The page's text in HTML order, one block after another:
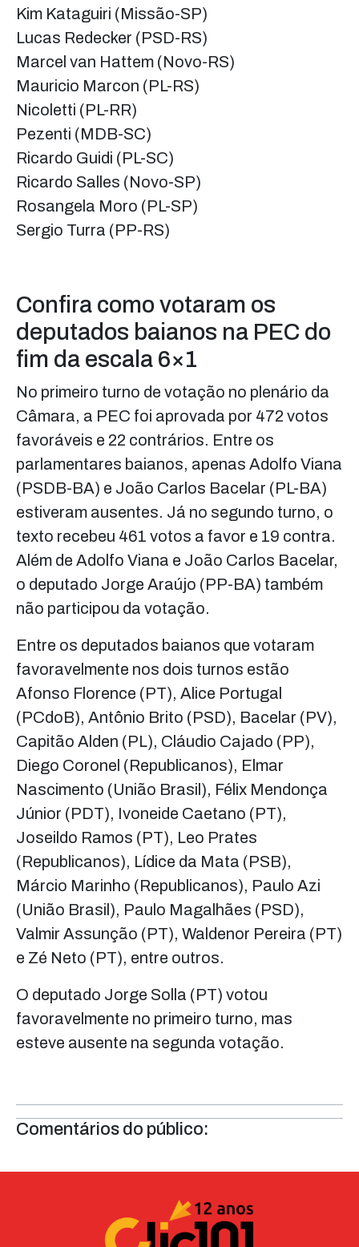
Kim Kataguiri (Missão-SP)
Lucas Redecker (PSD-RS)
Marcel van Hattem (Novo-RS)
Mauricio Marcon (PL-RS)
Nicoletti (PL-RR)
Pezenti (MDB-SC)
Ricardo Guidi (PL-SC)
Ricardo Salles (Novo-SP)
Rosangela Moro (PL-SP)
Sergio Turra (PP-RS)
Confira como votaram os
deputados baianos na PEC do
fim da escala 6×1
No primeiro turno de votação no plenário da
Câmara, a PEC foi aprovada por 472 votos
favoráveis e 22 contrários. Entre os
parlamentares baianos, apenas Adolfo Viana
(PSDB-BA) e João Carlos Bacelar (PL-BA)
estiveram ausentes. Já no segundo turno, o
texto recebeu 461 votos a favor e 19 contra.
Além de Adolfo Viana e João Carlos Bacelar,
o deputado Jorge Araújo (PP-BA) também
não participou da votação.
Entre os deputados baianos que votaram
favoravelmente nos dois turnos estão
Afonso Florence (PT), Alice Portugal
(PCdoB), Antônio Brito (PSD), Bacelar (PV),
Capitão Alden (PL), Cláudio Cajado (PP),
Diego Coronel (Republicanos), Elmar
Nascimento (União Brasil), Félix Mendonça
Júnior (PDT), Ivoneide Caetano (PT),
Joseildo Ramos (PT), Leo Prates
(Republicanos), Lídice da Mata (PSB),
Márcio Marinho (Republicanos), Paulo Azi
(União Brasil), Paulo Magalhães (PSD),
Valmir Assunção (PT), Waldenor Pereira (PT)
e Zé Neto (PT), entre outros.
O deputado Jorge Solla (PT) votou
favoravelmente no primeiro turno, mas
esteve ausente na segunda votação.
Comentários do público: